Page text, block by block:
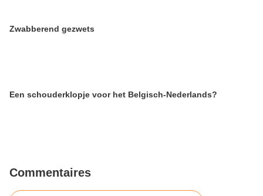
Zwabberend gezwets
Een schouderklopje voor het Belgisch-Nederlands?
Commentaires